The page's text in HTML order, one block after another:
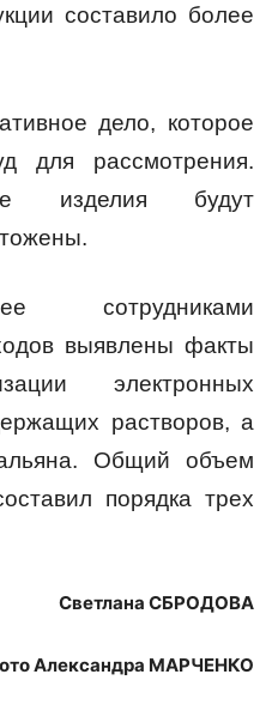
составило более
дело, которое
для рассмотрения.
изделия будут
сотрудниками
выявлены факты
электронных
растворов, а
Общий объем
порядка трех
Светлана СБРОДОВА
Александра МАРЧЕНКО